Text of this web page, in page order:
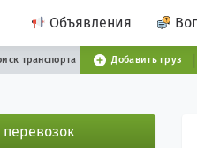
Объявления
транспорта Добавить груз